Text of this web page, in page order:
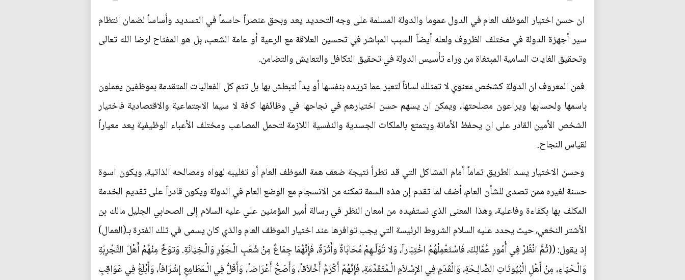
ان حسن اختيار الموظف العام في الدول عموما والدولة المسلمة على وجه التحديد يعد وبحق عنصراً حاسماً في التسديد وأساساً لضمان انتظام
سير أجهزة الدولة في مختلف الظروف ولعله أيضاً السبب المباشر في تحسين العلاقة مع الرعية أو عامة الشعب، بل هو المفتاح لرضا الله تعالى
وتحقيق الغايات السامية المبتغاة من وراء تأسيس الدولة في تحقيق التكافل والتعايش والتضامن.
فمن المعروف ان الدولة كشخص معنوي لا تمتلك لساناً لتعبر عما تريده بنفسها أو يداً لتبطش بها بل تتم كل الفعاليات المتقدمة بموظفين يعملون
باسمها ولحسابها ويراعون مصلحتها، ويمكن ان يسهم حسن اختيارهم في نجاحها في وظائفها كافة لا سيما الاجتماعية والاقتصادية فاختيار
الشخص الأمين القادر على ان يحفظ الأمانة ويتمتع بالملكات الجسدية والنفسية اللازمة لتحمل المصاعب ومختلف الأعباء الوظيفية يعد معياراً
لقياس النجاح.
وحسن الاختيار يسد الطريق تماماً أمام المشاكل التي قد تطرأ نتيجة ضعف همة الموظف العام أو تغليبه لهواه ومصالحه الذاتية، ويكون اسوة
حسنة لغيره ممن تصدى للشأن العام، أضف لما تقدم إن هذه السمة تمكنه من الانسجام مع الوضع العام في الدولة ويكون قادراً على تقديم الخدمة
المكلف بها بكفاءة وفاعلية، وهذا المعنى الذي نستفيده من امعان النظر في رسالة أمير المؤمنين علي عليه السلام إلى الصحابي الجليل مالك بن
الأشتر النخعي، حيث يحدد عليه السلام الشروط الرئيسة التي يجب توافرها عند اختيار الموظف العام والذي كان يسمى في تلك الفترة بـ(العمال)
إذ يقول: ((ثُمَّ انْظُرْ فِي أُمُورِ عُمَّالِكَ، فَاسْتَعْمِلْهُمُ اخْتِبَاراً، وَلا تُوَلِّـهِمْ مُحَابَاةً وأَثَرَةً، فَإِنَّهُمَا جِمَاعٌ مِنْ شُعَبِ الْـجَوْرِ وَالْـخِيَانَةِ. وَتوَخَّ مِنْهُمْ أَهْلَ التَّجْرِبَةِ
وَالْـحَيَاءِ، مِنْ أَهْلِ الْبُيُوتَاتِ الصَّالِـحَةِ، وَالْقَدَمِ فِي الإِسْلاَمِ الْـمُتَقَدِّمَةِ، فَإِنَّهُمْ أَكْرَمُ أَخْلاَقاً، وَأَصَحُّ أَعْرَاضاً، وَأَقَلُّ فِي الْـمَطَامِعِ إِشْرَافاً، وَأَبْلَغُ فِي عَوَاقِبِ